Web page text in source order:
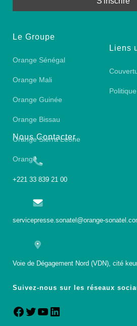
Le Groupe
Orange Sénégal
Orange Mali
Orange Guinée
Orange Bissau
Orange Sierra Leone
Orange
Liens
Nous Contacter
+221 33 839 21 00
servicepresse.sonatel@orange-
Voie de Dégagement Nord (VDN), cité
Suivez-nous sur les réseaux